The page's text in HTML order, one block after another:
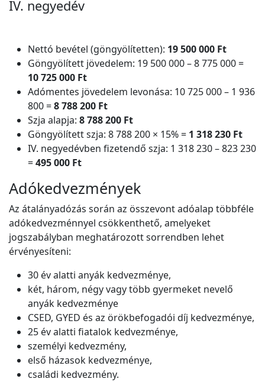
IV. negyedév
Nettó bevétel (göngyölítetten): 19 500 000 Ft
Göngyölített jövedelem: 19 500 000 – 8 775 000 =
10 725 000 Ft
Adómentes jövedelem levonása: 10 725 000 – 1 936
800 =8 788 200 Ft
Szja alapja: 8 788 200 Ft
Göngyölített szja: 8 788 200 × 15% = 1 318 230 Ft
IV. negyedévben fizetendő szja: 1 318 230 – 823 230
=495 000 Ft
Adókedvezmények
Az átalányadózás során az összevont adóalap többféle
adókedvezménnyel csökkenthető, amelyeket
jogszabályban meghatározott sorrendben lehet
érvényesíteni:
30 év alatti anyák kedvezménye,
két, három, négy vagy több gyermeket nevelő
anyák kedvezménye
CSED, GYED és az örökbefogadói díj kedvezménye,
25 év alatti fiatalok kedvezménye,
személyi kedvezmény,
első házasok kedvezménye,
családi kedvezmény.